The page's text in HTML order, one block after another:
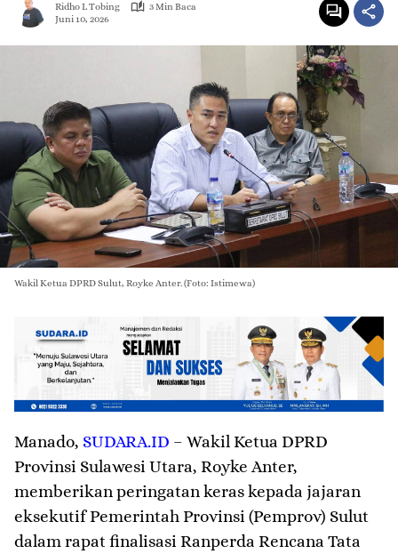
Ridho L Tobing
3 Min Baca
Juni 10, 2026
Wakil Ketua DPRD Sulut, Royke Anter. (Foto: Istimewa)
Manado, SUDARA.ID – Wakil Ketua DPRD
Provinsi Sulawesi Utara, Royke Anter,
memberikan peringatan keras kepada jajaran
eksekutif Pemerintah Provinsi (Pemprov) Sulut
dalam rapat finalisasi Ranperda Rencana Tata